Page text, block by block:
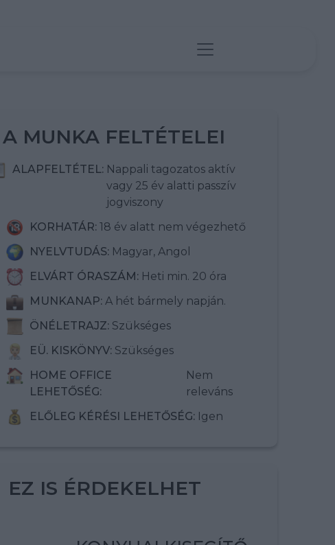
A MUNKA FELTÉTELEI
ALAPFELTÉTEL: Nappali tagozatos aktív
vagy 25 év alatti passzív
jogviszony
KORHATÁR: 18 év alatt nem végezhető
NYELVTUDÁS: Magyar, Angol
ELVÁRT ÓRASZÁM: Heti min. 20 óra
MUNKANAP: A hét bármely napján.
ÖNÉLETRAJZ: Szükséges
EÜ. KISKÖNYV: Szükséges
HOME OFFICE
LEHETŐSÉG:
Nem
releváns
ELŐLEG KÉRÉSI LEHETŐSÉG: Igen
EZ IS ÉRDEKELHET